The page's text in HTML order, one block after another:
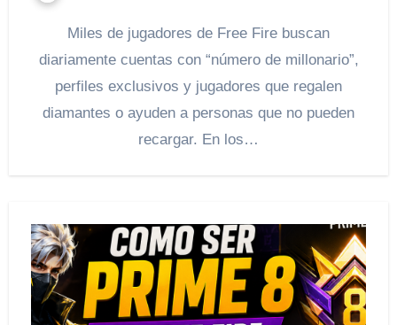
Miles de jugadores de Free Fire buscan
diariamente cuentas con “número de millonario”,
perfiles exclusivos y jugadores que regalen
diamantes o ayuden a personas que no pueden
recargar. En los…